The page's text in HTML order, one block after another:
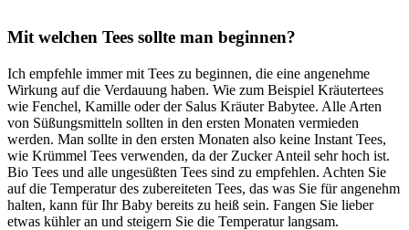
Mit welchen Tees sollte man beginnen?
Ich empfehle immer mit Tees zu beginnen, die eine angenehme
Wirkung auf die Verdauung haben. Wie zum Beispiel Kräutertees
wie Fenchel, Kamille oder der Salus Kräuter Babytee. Alle Arten
von Süßungsmitteln sollten in den ersten Monaten vermieden
werden. Man sollte in den ersten Monaten also keine Instant Tees,
wie Krümmel Tees verwenden, da der Zucker Anteil sehr hoch ist.
Bio Tees und alle ungesüßten Tees sind zu empfehlen. Achten Sie
auf die Temperatur des zubereiteten Tees, das was Sie für angenehm
halten, kann für Ihr Baby bereits zu heiß sein. Fangen Sie lieber
etwas kühler an und steigern Sie die Temperatur langsam.